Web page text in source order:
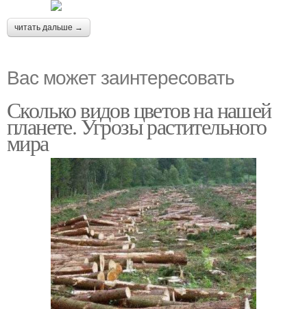
читать дальше →
Вас может заинтересовать
Сколько видов цветов на нашей
планете. Угрозы растительного
мира